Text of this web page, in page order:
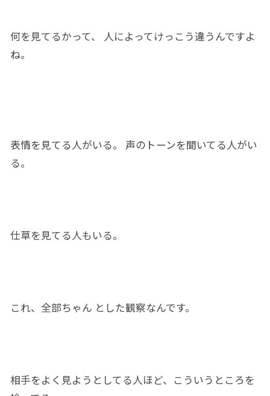
何を見てるかって、 人によってけっこう違う んですよ
ね。
表情を見てる人がいる。 声の トーンを聞いてる人がい
る。
仕草を見てる人もいる。
これ、全部ちゃん とした観察なんです。
相手をよく見ようとしてる人ほど、こういうところを